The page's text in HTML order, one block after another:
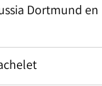
Dortmund en